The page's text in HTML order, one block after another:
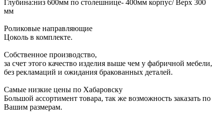
Глубина:низ 600мм по столешнице- 400мм корпус/ Верх 300
мм
Роликовые направляющие
Цоколь в комплекте.
Собственное производство,
за счет этого качество изделия выше чем у фабричной мебели,
без рекламаций и ожидания бракованных деталей.
Самые низкие цены по Хабаровску
Большой ассортимент товара, так же возможность заказать по
Вашим размерам.